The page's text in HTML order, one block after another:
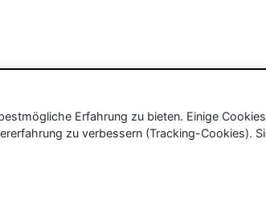
Erfahrung zu bieten. Einige
zu verbessern (Tracking-Cookies).